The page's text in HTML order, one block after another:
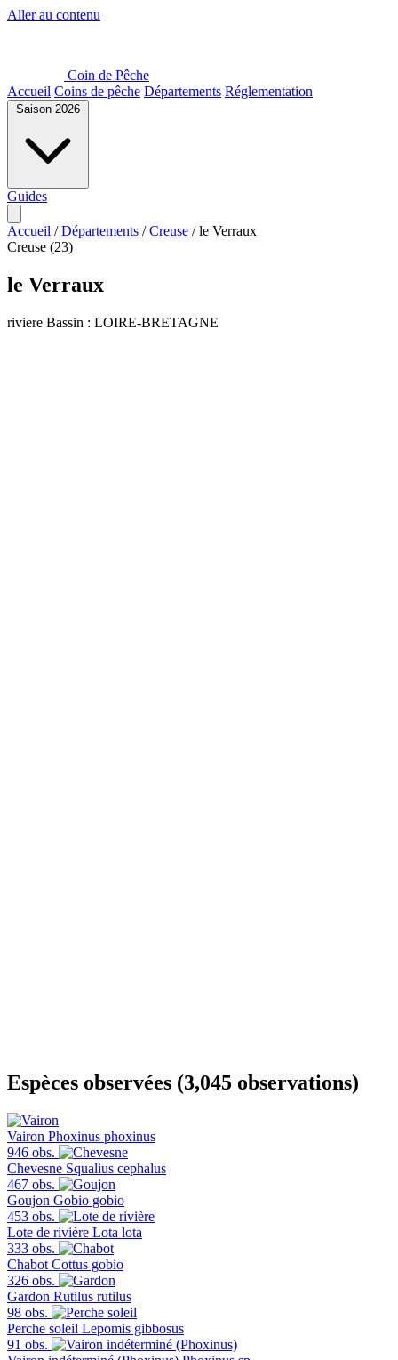
Aller au contenu
Coin de Pêche
Accueil Coins de pêche Départements Réglementation
Saison 2026
Guides
Accueil / Départements / Creuse / le Verraux
Creuse (23)
le Verraux
riviere Bassin : LOIRE-BRETAGNE
Espèces observées (3,045 observations)
Vairon Phoxinus phoxinus
946 obs.
Chevesne Squalius cephalus
467 obs.
Goujon Gobio gobio
453 obs.
Lote de rivière Lota lota
333 obs.
Chabot Cottus gobio
326 obs.
Gardon Rutilus rutilus
98 obs.
Perche soleil Lepomis gibbosus
91 obs.